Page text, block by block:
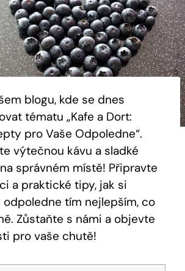
blogu, kde se dnes
tématu „Kafe a Dort:
pro Vaše Odpoledne“.
výtečnou kávu a sladké
správném místě! Připravte
a praktické tipy, jak si
tím nejlepším, co
Zůstaňte s námi a objevte
pro vaše chutě!